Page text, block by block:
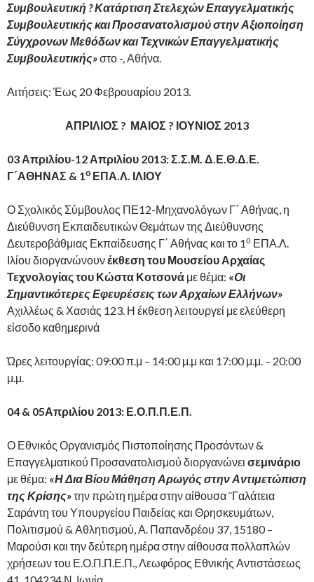
Συμβουλευτική ? Κατάρτιση Στελεχών Επαγγελματικής
Συμβουλευτικής και Προσανατολισμού στην Αξιοποίηση
Σύγχρονων Μεθόδων και Τεχνικών Επαγγελματικής
Συμβουλευτικής»στο -, Αθήνα.
Αιτήσεις: Έως 20 Φεβρουαρίου 2013.
ΑΠΡΙΛΙΟΣ ? ΜΑΙΟΣ ? ΙΟΥΝΙΟΣ 2013
03 Απριλίου-12 Απριλίου 2013: Σ.Σ.Μ. Δ.Ε.Θ.Δ.Ε.
Γ΄ΑΘΗΝΑΣ & 1ο ΕΠΑ.Λ. ΙΛΙΟΥ
Ο Σχολικός Σύμβουλος ΠΕ12-Μηχανολόγων Γ΄ Αθήνας, η
Διεύθυνση Εκπαιδευτικών Θεμάτων της Διεύθυνσης
Δευτεροβάθμιας Εκπαίδευσης Γ΄ Αθήνας και το 1ο ΕΠΑ.Λ.
Ιλίου διοργανώνουνέκθεση του Μουσείου Αρχαίας
Τεχνολογίας του Κώστα Κοτσονά με θέμα: «Οι
Σημαντικότερες Εφευρέσεις των Αρχαίων Ελλήνων»
Αχιλλέως & Χασιάς 123. Η έκθεση λειτουργεί με ελεύθερη
είσοδο καθημερινά
Ώρες λειτουργίας: 09:00 π.μ – 14:00 μ.μ και 17:00 μ.μ. – 20:00
μ.μ.
04 & 05Απριλίου 2013: Ε.Ο.Π.Π.Ε.Π.
Ο Εθνικός Οργανισμός Πιστοποίησης Προσόντων &
Επαγγελματικού Προσανατολισμού διοργανώνει σεμινάριο
με θέμα: «Η Δια Βίου Μάθηση Αρωγός στην Αντιμετώπιση
της Κρίσης»την πρώτη ημέρα στην αίθουσα ¨Γαλάτεια
Σαράντη του Υπουργείου Παιδείας και Θρησκευμάτων,
Πολιτισμού & Αθλητισμού, Α. Παπανδρέου 37, 15180 –
Μαρούσι και την δεύτερη ημέρα στην αίθουσα πολλαπλών
χρήσεων του Ε.Ο.Π.Π.Ε.Π., Λεωφόρος Εθνικής Αντιστάσεως